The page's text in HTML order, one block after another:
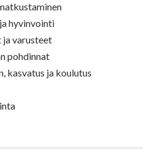
hyvinvointi
ja varusteet
pohdinnat
kasvatus ja koulutus